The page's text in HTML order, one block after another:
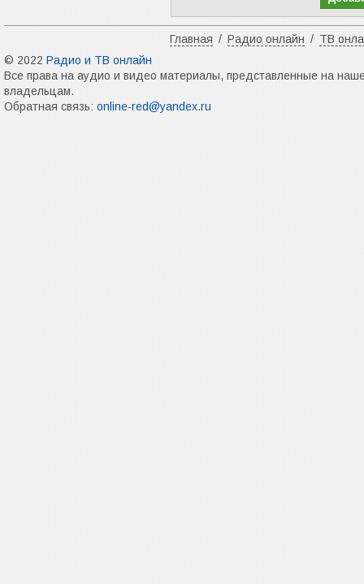
Главная / Радио онлайн / ТВ
© 2022 Радио и ТВ онлайн
Все права на аудио и видео материалы, представленные на
владельцам.
Обратная связь: online-red@yandex.ru